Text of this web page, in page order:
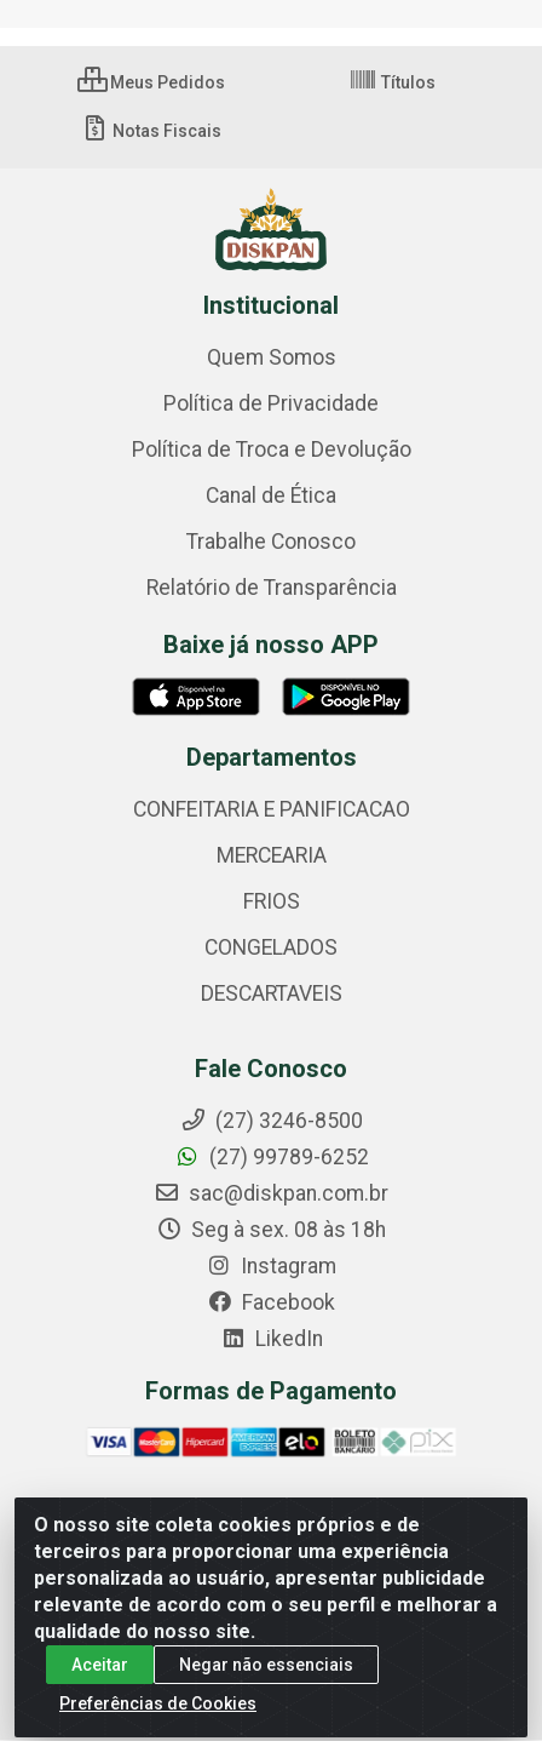
O nosso site coleta cookies próprios e de
terceiros para proporcionar uma experiência
personalizada ao usuário, apresentar publicidade
relevante de acordo com o seu perfil e melhorar a
qualidade do nosso site.
Aceitar
Negar não essenciais
Preferências de Cookies
Meus Pedidos Títulos
Notas Fiscais
Institucional
Quem Somos
Política de Privacidade
Política de Troca e Devolução
Canal de Ética
Trabalhe Conosco
Relatório de Transparência
Baixe já nosso APP
Departamentos
CONFEITARIA E PANIFICACAO
MERCEARIA
FRIOS
CONGELADOS
DESCARTAVEIS
Fale Conosco
(27) 3246-8500
(27) 99789-6252
sac@diskpan.com.br
Seg à sex. 08 às 18h
Instagram
Facebook
LikedIn
Formas de Pagamento
Comercial Diskpan Ltda - Av. Fernando Antonio, 1911 -
Sotelandia, Cariacica/ES - CEP 29140-669 - CNPJ
02.691.482/0001-07